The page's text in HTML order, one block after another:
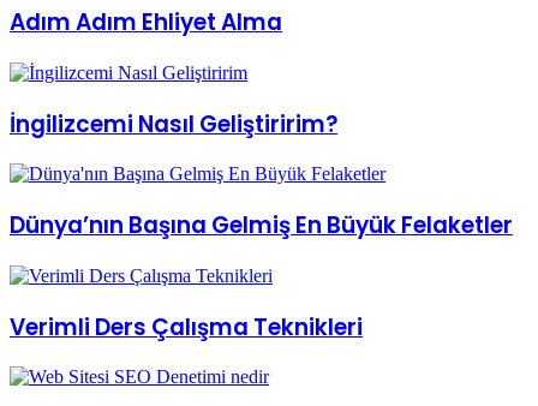
İngilizcemi Nasıl Geliştiririm?
Dünya’nın Başına Gelmiş En Büyük Felaketler
Verimli Ders Çalışma Teknikleri
Web Sitesi SEO Denetimi Nedir?